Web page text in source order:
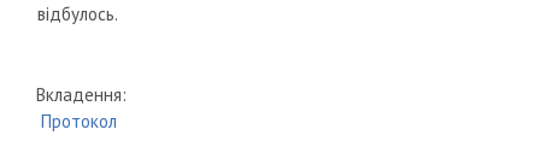
відбулось.
Вкладення:
Протокол